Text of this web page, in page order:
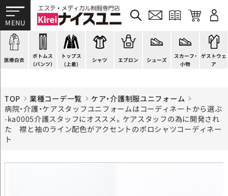
医療白衣
ドクタージャケット
医療用ジャケット
ケーシージャケット
ボトムス
（パンツ）
スクラブパンツ
スカート
キュロット
トップス
(上着)
ワンピース
スーツジャケット
カーディガン
シャツ
ブラウス
ポロシャツ
Tシャツ
エプロン
腰下エプロン
ラップエプロン
エプロンドレス
シューズ
サンダル
ナースシューズ
パンプス
スカーフ・
小物
すべて
スカーフ・リボン
バッグ
ゲストウェ
ア
施術衣
マタニティユニフォーム
衛生アイテム
TOP 業種コーデ一覧
ケア・介護制服ユニフォーム
病院・介護・ケアスタッフユニフォームはコーディネートから選ぶ
-ka0005介護スタッフにオススメ。ケアスタッフの為に開発され
た 襟と袖のライン配色がアクセントのポロシャツコーディネー
ト